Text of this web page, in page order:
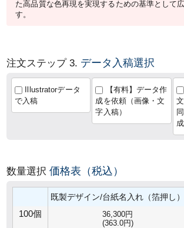
た高品質な色再現を実現するための基準として
す。
注文ステップ 3. データ入稿選択
Illustratorデータ
で入稿
【有料】データ作
成を依頼（画像・文
字入稿）
成
数量選択価格表（税込）
既製デザイン/台紙名入れ（箔押し）
100個
36,300円
(363.0円)